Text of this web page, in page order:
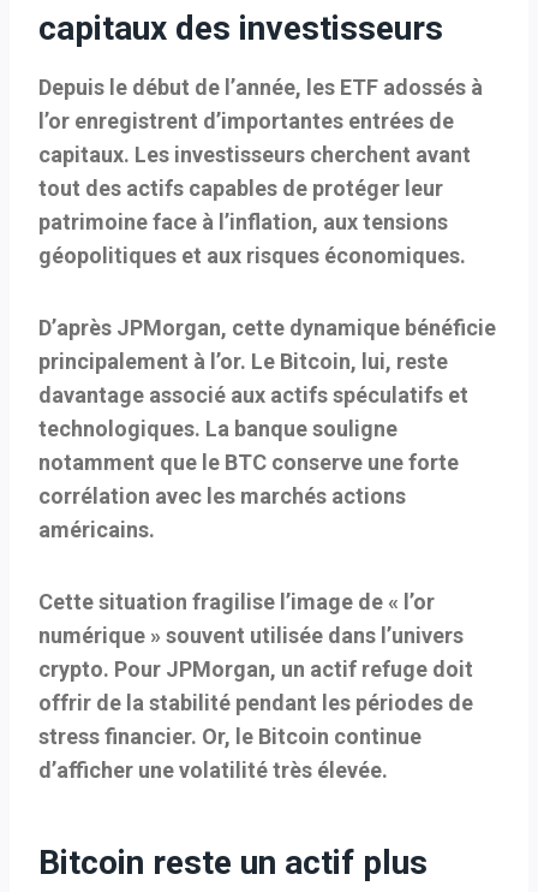
capitaux des investisseurs
Depuis le début de l’année, les ETF adossés à
l’or enregistrent d’importantes entrées de
capitaux. Les investisseurs cherchent avant
tout des actifs capables de protéger leur
patrimoine face à l’inflation, aux tensions
géopolitiques et aux risques économiques.
D’après JPMorgan, cette dynamique bénéficie
principalement à l’or. Le Bitcoin, lui, reste
davantage associé aux actifs spéculatifs et
technologiques. La banque souligne
notamment que le BTC conserve une forte
corrélation avec les marchés actions
américains.
Cette situation fragilise l’image de « l’or
numérique » souvent utilisée dans l’univers
crypto. Pour JPMorgan, un actif refuge doit
offrir de la stabilité pendant les périodes de
stress financier. Or, le Bitcoin continue
d’afficher une volatilité très élevée.
Bitcoin reste un actif plus